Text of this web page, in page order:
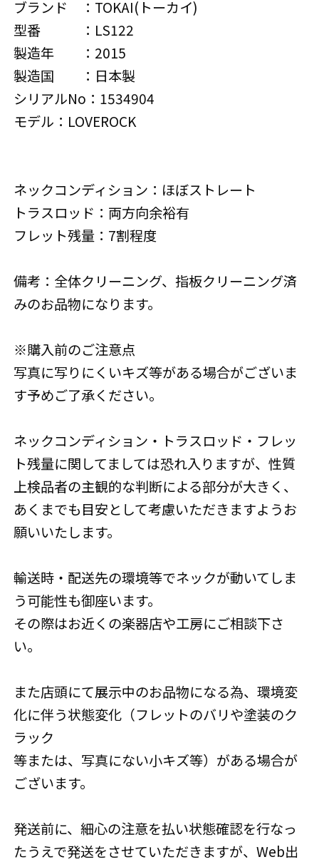
ブランド ：TOKAI(トーカイ)
型番 ：LS122
製造年 ：2015
製造国 ：日本製
シリアルNo：1534904
モデル：LOVEROCK
ネックコンディション：ほぼストレート
トラスロッド：両方向余裕有
フレット残量：7割程度
備考：全体クリーニング、指板クリーニング済
みのお品物になります。
※購入前のご注意点
写真に写りにくいキズ等がある場合がございま
す予めご了承ください。
ネックコンディション・トラスロッド・フレッ
ト残量に関してましては恐れ入りますが、性質
上検品者の主観的な判断による部分が大きく、
あくまでも目安として考慮いただきますようお
願いいたします。
輸送時・配送先の環境等でネックが動いてしま
う可能性も御座います。
その際はお近くの楽器店や工房にご相談下さ
い。
また店頭にて展示中のお品物になる為、環境変
化に伴う状態変化（フレットのバリや塗装のク
ラック
等または、写真にない小キズ等）がある場合が
ございます。
発送前に、細心の注意を払い状態確認を行なっ
たうえで発送をさせていただきますが、Web出